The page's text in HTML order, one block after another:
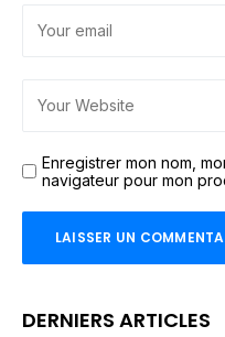
Enregistrer mon nom,
navigateur pour mon
DERNIERS ARTICLES